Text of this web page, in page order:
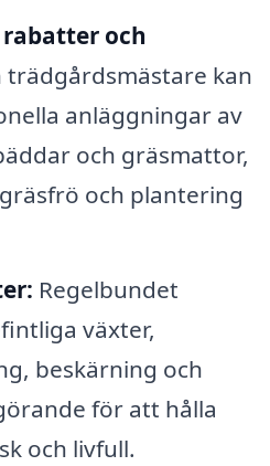
och
trädgårdsmästare kan
anläggningar av
och gräsmattor,
och plantering
Regelbundet
växter,
beskärning och
för att hålla
och livfull.